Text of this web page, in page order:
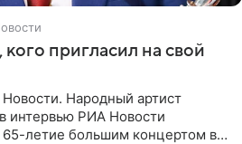
кого пригласил на свой
Народный артист
интервью РИА Новости
летие большим концертом в